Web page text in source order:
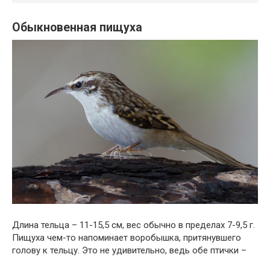
Обыкновенная пищуха
Длина тельца – 11-15,5 см, вес обычно в пределах 7-9,5 г.
Пищуха чем-то напоминает воробышка, притянувшего
голову к тельцу. Это не удивительно, ведь обе птички –